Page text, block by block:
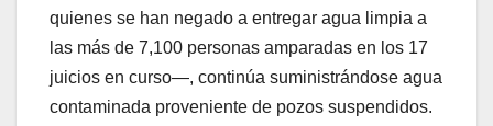
quienes se han negado a entregar agua limpia a
las más de 7,100 personas amparadas en los 17
juicios en curso—, continúa suministrándose agua
contaminada proveniente de pozos suspendidos.